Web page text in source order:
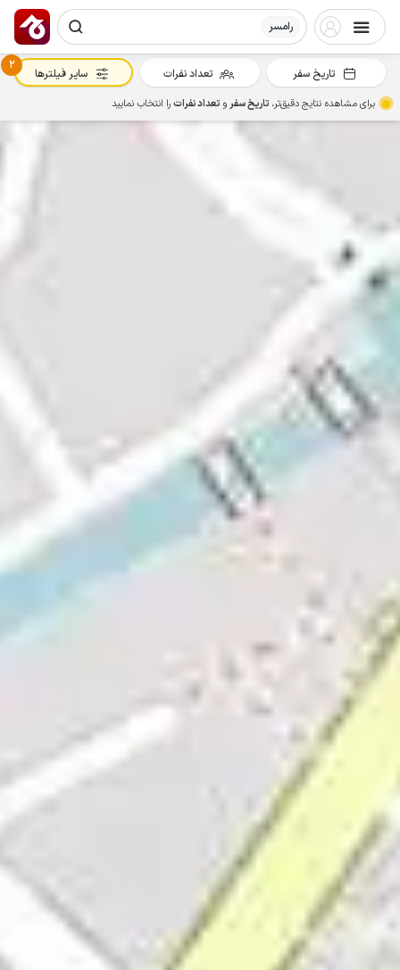
رامسر
تاریخ سفر تعداد نفرات
2
سایر فیلترها
برای مشاهده نتایج دقیق‌تر، تاریخ سفرو تعداد نفراترا انتخاب نمایید